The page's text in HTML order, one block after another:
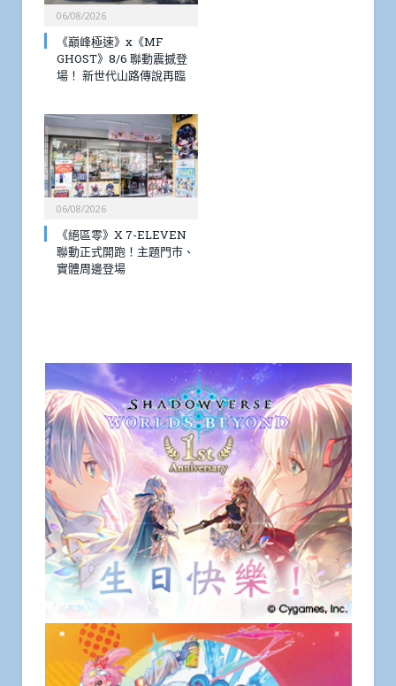
06/08/2026
《巔峰極速》x《MF
GHOST》8/6 聯動震撼登
場！ 新世代山路傳說再臨
06/08/2026
《絕區零》X 7-ELEVEN
聯動正式開跑！主題門市、
實體周邊登場